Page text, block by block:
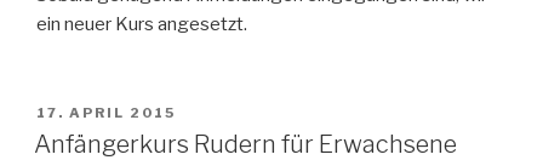
ein neuer Kurs angesetzt.
VERÖFFENTLICHT
AM
17. APRIL 2015
Anfängerkurs Rudern für Erwachsene